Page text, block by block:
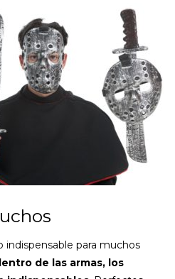
indispensable para muchos
de las armas, los